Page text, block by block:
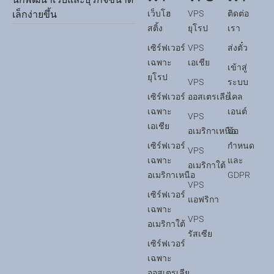
เล็กง่ายขึ้น
เว็บโฮ
สติ้ง
เซิร์ฟเวอร์
เฉพาะ
ยุโรป
เซิร์ฟเวอร์
เฉพาะ
เอเชีย
เซิร์ฟเวอร์
เฉพาะ
อเมริกาเหนือ
เซิร์ฟเวอร์
เฉพาะ
อเมริกาใต้
เซิร์ฟเวอร์
เฉพาะ
VPS
ยุโรป
VPS
เอเชีย
VPS
ออสเตรเลีย
VPS
อเมริกาเหนือ
VPS
อเมริกาใต้
VPS
แอฟริกา
VPS
รัสเซีย
ติดต่อ
เรา
ส่งตั๋ว
เข้าสู่
ระบบ
ไคล
เอนต์
ข้อ
กำหนด
และ
GDPR